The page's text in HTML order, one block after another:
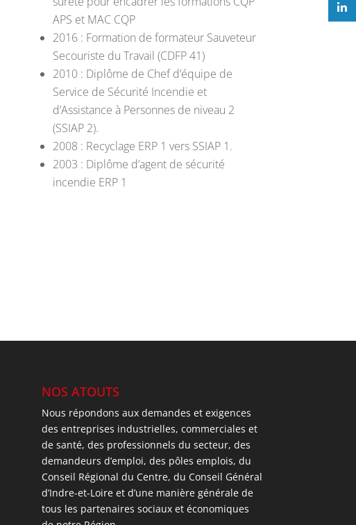
APS et MAC CQP
2016 : Formation de formateur Sauveteur
Secouriste du Travail (CDFP 41)
2010 : Diplôme de Chef d’équipe de
Service de Sécurité Incendie et
d’Assistance à Personnes de niveau 2
(SSIAP 2).
2008 : Recyclage ERP 1 vers SSIAP 1.
2003 : Diplôme d’agent de sécurité
incendie ERP 1
NOS ATOUTS
Nous répondons aux demandes et exigences
des entreprises industrielles, commerciales et
de santé, des professionnels du secteur, des
demandeurs d’emploi, des pôles emplois, du
Conseil Régional du Centre, du Conseil Général
d’Indre-et-Loire et d’une manière générale de
tous les partenaires sociaux et économiques